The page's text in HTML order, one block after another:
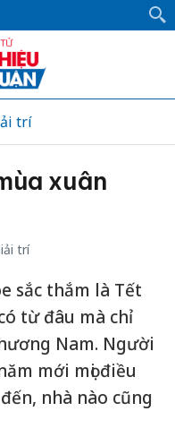
trí
xuân
trí
sắc thắm là Tết
từ đâu mà chỉ
Nam. Người
mới mọi điều
nhà nào cũng